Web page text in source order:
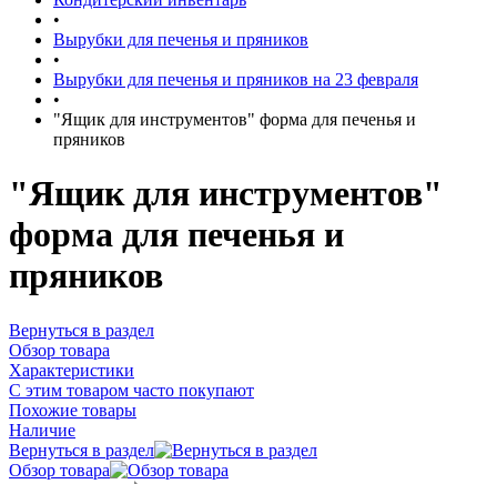
•
Вырубки для печенья и пряников
•
Вырубки для печенья и пряников на 23 февраля
•
"Ящик для инструментов" форма для печенья и
пряников
"Ящик для инструментов"
форма для печенья и
пряников
Вернуться в раздел
Обзор товара
Характеристики
С этим товаром часто покупают
Похожие товары
Наличие
Вернуться в раздел
Обзор товара